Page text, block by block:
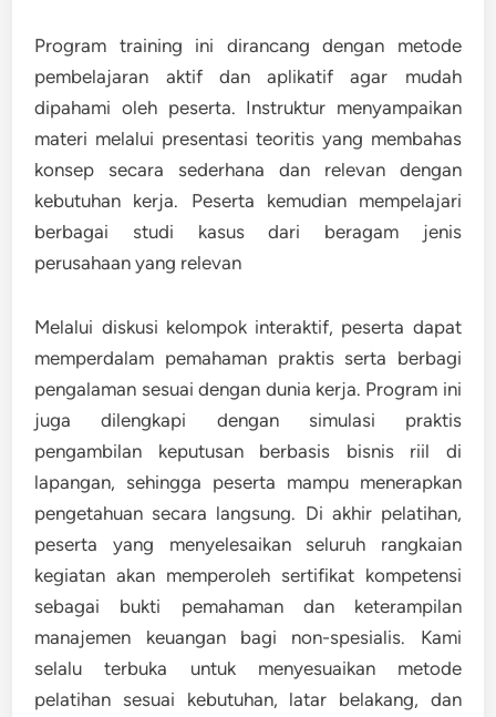
Program training ini dirancang dengan metode
pembelajaran aktif dan aplikatif agar mudah
dipahami oleh peserta. Instruktur menyampaikan
materi melalui presentasi teoritis yang membahas
konsep secara sederhana dan relevan dengan
kebutuhan kerja. Peserta kemudian mempelajari
berbagai studi kasus dari beragam jenis
perusahaan yang relevan
Melalui diskusi kelompok interaktif, peserta dapat
memperdalam pemahaman praktis serta berbagi
pengalaman sesuai dengan dunia kerja. Program ini
juga dilengkapi dengan simulasi praktis
pengambilan keputusan berbasis bisnis riil di
lapangan, sehingga peserta mampu menerapkan
pengetahuan secara langsung. Di akhir pelatihan,
peserta yang menyelesaikan seluruh rangkaian
kegiatan akan memperoleh sertifikat kompetensi
sebagai bukti pemahaman dan keterampilan
manajemen keuangan bagi non-spesialis. Kami
selalu terbuka untuk menyesuaikan metode
pelatihan sesuai kebutuhan, latar belakang, dan